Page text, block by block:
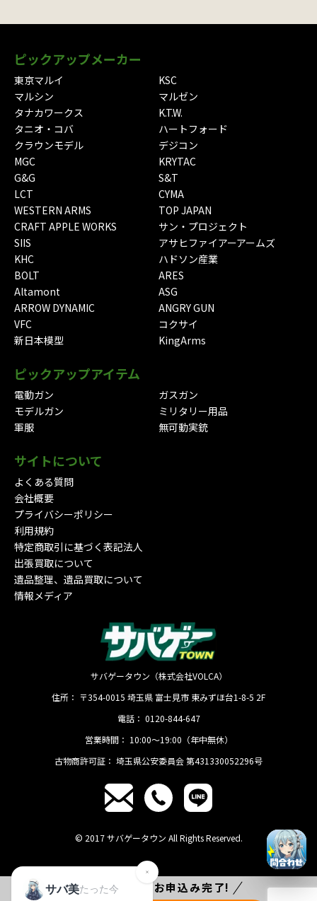
ピックアップメーカー
東京マルイ
KSC
マルシン
マルゼン
タナカワークス
K.T.W.
タニオ・コバ
ハートフォード
クラウンモデル
デジコン
MGC
KRYTAC
G&G
S&T
LCT
CYMA
WESTERN ARMS
TOP JAPAN
CRAFT APPLE WORKS
サン・プロジェクト
SIIS
アサヒファイアーアームズ
KHC
ハドソン産業
BOLT
ARES
Altamont
ASG
ARROW DYNAMIC
ANGRY GUN
VFC
コクサイ
新日本模型
KingArms
ピックアップアイテム
電動ガン
ガスガン
モデルガン
ミリタリー用品
軍服
無可動実銃
サイトについて
よくある質問
会社概要
プライバシーポリシー
利用規約
特定商取引に基づく表記法人
出張買取について
遺品整理、遺品買取について
情報メディア
サバゲータウン（株式会社VOLCA）
住所： 〒354-0015 埼玉県 富士見市 東みずほ台1-8-5 2F
電話： 0120-844-647
営業時間： 10:00〜19:00（年中無休）
古物商許可証： 埼玉県公安委員会 第431330052296号
© 2017 サバゲータウン All Rights Reserved.
たった でお申込み完了!